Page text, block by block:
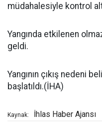
müdahalesiyle kontrol
Yangında etkilenen
geldi.
Yangının çıkış nedeni
başlatıldı.(İHA)
Kaynak: İhlas Haber Ajansı